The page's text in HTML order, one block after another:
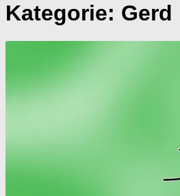
Kategorie: Gerd